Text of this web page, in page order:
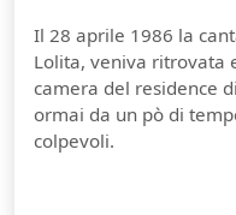
Il 28 aprile 1986 la
Lolita, veniva ritrovata
camera del residence
ormai da un pò di
colpevoli.